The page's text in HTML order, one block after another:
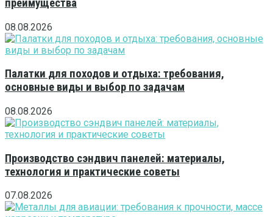
преимущества
08.08.2026
Палатки для походов и отдыха: требования,
основные виды и выбор по задачам
08.08.2026
Производство сэндвич панелей: материалы,
технология и практические советы
07.08.2026